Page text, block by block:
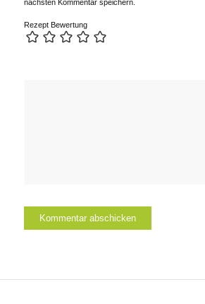
nächsten Kommentar speichern.
Rezept Bewertung